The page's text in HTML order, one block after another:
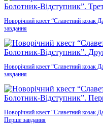
Новорічний квест “Славетний козак
завдання
Новорічний квест “Славетний козак
завдання
Новорічний квест “Славетний козак
Перше завдання